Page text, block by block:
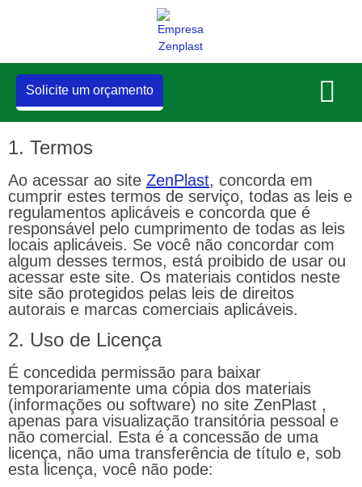
Solicite um orçamento
1. Termos
Ao acessar ao site ZenPlast, concorda em
cumprir estes termos de serviço, todas as leis e
regulamentos aplicáveis ​​e concorda que é
responsável pelo cumprimento de todas as leis
locais aplicáveis. Se você não concordar com
algum desses termos, está proibido de usar ou
acessar este site. Os materiais contidos neste
site são protegidos pelas leis de direitos
autorais e marcas comerciais aplicáveis.
2. Uso de Licença
É concedida permissão para baixar
temporariamente uma cópia dos materiais
(informações ou software) no site ZenPlast ,
apenas para visualização transitória pessoal e
não comercial. Esta é a concessão de uma
licença, não uma transferência de título e, sob
esta licença, você não pode: